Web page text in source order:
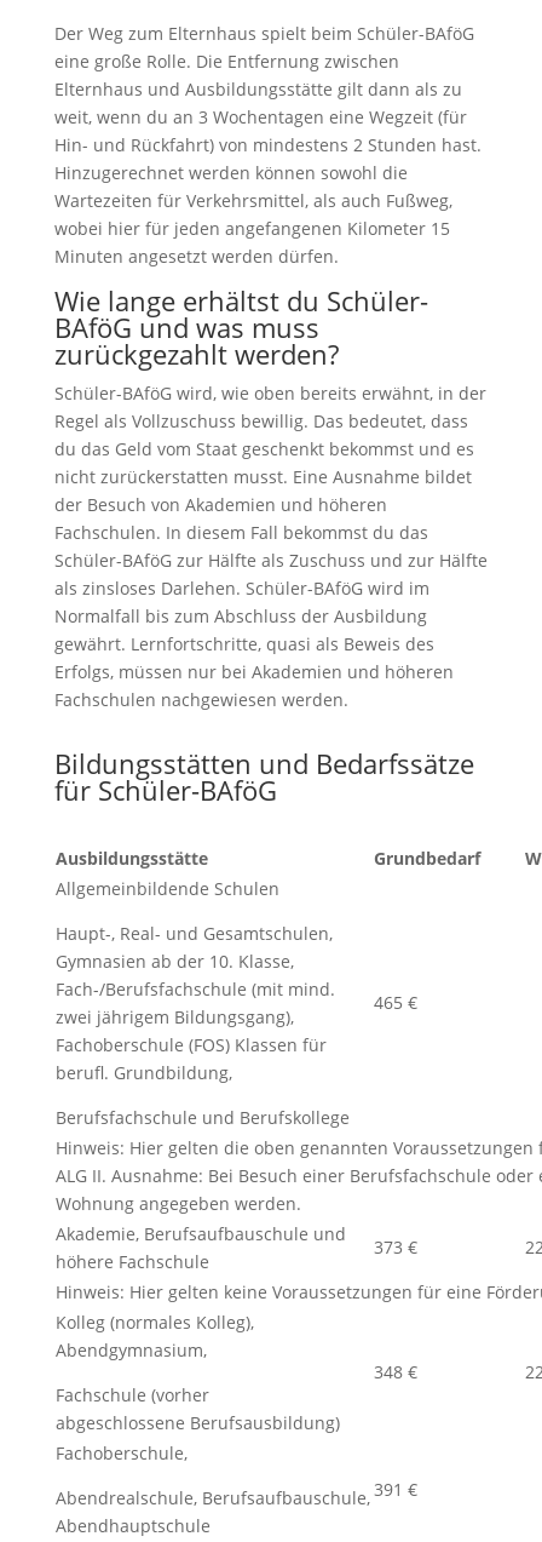
Der Weg zum Elternhaus spielt beim Schüler-BAföG
eine große Rolle. Die Entfernung zwischen
Elternhaus und Ausbildungsstätte gilt dann als zu
weit, wenn du an 3 Wochentagen eine Wegzeit (für
Hin- und Rückfahrt) von mindestens 2 Stunden hast.
Hinzugerechnet werden können sowohl die
Wartezeiten für Verkehrsmittel, als auch Fußweg,
wobei hier für jeden angefangenen Kilometer 15
Minuten angesetzt werden dürfen.
Wie lange erhältst du Schüler-
BAföG und was muss
zurückgezahlt werden?
Schüler-BAföG wird, wie oben bereits erwähnt, in der
Regel als Vollzuschuss bewillig. Das bedeutet, dass
du das Geld vom Staat geschenkt bekommst und es
nicht zurückerstatten musst. Eine Ausnahme bildet
der Besuch von Akademien und höheren
Fachschulen. In diesem Fall bekommst du das
Schüler-BAföG zur Hälfte als Zuschuss und zur Hälfte
als zinsloses Darlehen. Schüler-BAföG wird im
Normalfall bis zum Abschluss der Ausbildung
gewährt. Lernfortschritte, quasi als Beweis des
Erfolgs, müssen nur bei Akademien und höheren
Fachschulen nachgewiesen werden.
Bildungsstätten und Bedarfssätze
für Schüler-BAföG
Ausbildungsstätte Grundbedarf
Allgemeinbildende Schulen
Haupt-, Real- und Gesamtschulen,
Gymnasien ab der 10. Klasse,
Fach-/Berufsfachschule (mit mind.
zwei jährigem Bildungsgang),
Fachoberschule (FOS) Klassen für
berufl. Grundbildung,
Berufsfachschule und Berufskollege
465 €
Hinweis: Hier gelten die oben genannten
ALG II. Ausnahme: Bei Besuch einer Berufsfachschule
Wohnung angegeben werden.
Akademie, Berufsaufbauschule und
höhere Fachschule
373 €
Hinweis: Hier gelten keine Voraussetzungen für eine
Kolleg (normales Kolleg),
Abendgymnasium,
Fachschule (vorher
abgeschlossene Berufsausbildung)
348 €
Fachoberschule,
Abendrealschule, Berufsaufbauschule,
Abendhauptschule
391 €